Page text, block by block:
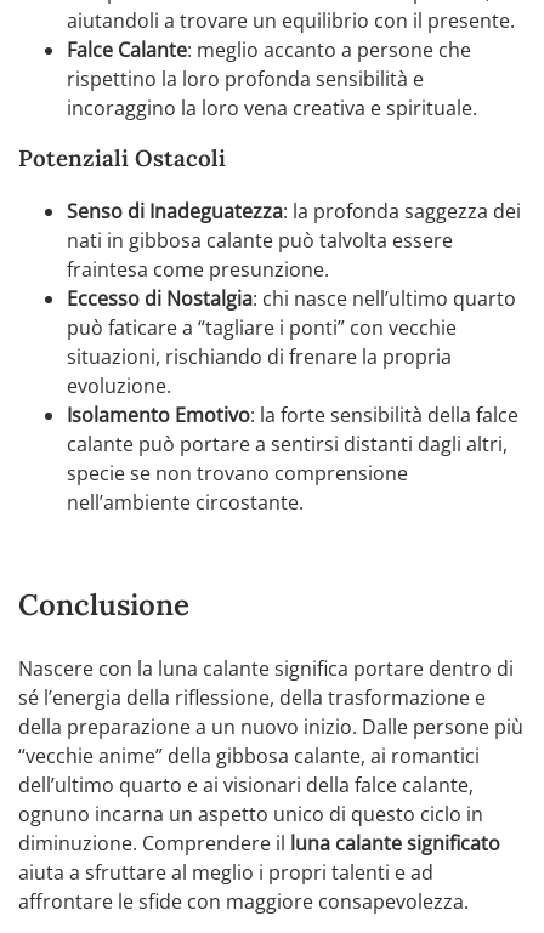
aiutandoli a trovare un equilibrio con il presente.
Falce Calante: meglio accanto a persone che
rispettino la loro profonda sensibilità e
incoraggino la loro vena creativa e spirituale.
Potenziali Ostacoli
Senso di Inadeguatezza: la profonda saggezza dei
nati in gibbosa calante può talvolta essere
fraintesa come presunzione.
Eccesso di Nostalgia: chi nasce nell’ultimo quarto
può faticare a “tagliare i ponti” con vecchie
situazioni, rischiando di frenare la propria
evoluzione.
Isolamento Emotivo: la forte sensibilità della falce
calante può portare a sentirsi distanti dagli altri,
specie se non trovano comprensione
nell’ambiente circostante.
Conclusione
Nascere con la luna calante significa portare dentro di
sé l’energia della riflessione, della trasformazione e
della preparazione a un nuovo inizio. Dalle persone più
“vecchie anime” della gibbosa calante, ai romantici
dell’ultimo quarto e ai visionari della falce calante,
ognuno incarna un aspetto unico di questo ciclo in
diminuzione. Comprendere il luna calante significato
aiuta a sfruttare al meglio i propri talenti e ad
affrontare le sfide con maggiore consapevolezza.